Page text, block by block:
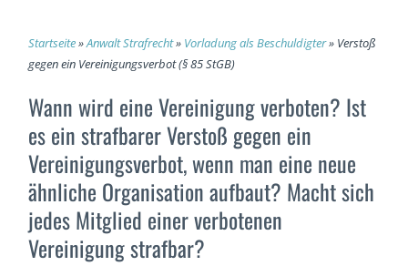
Startseite»Anwalt Strafrecht» Vorladung als Beschuldigter» Verstoß
gegen ein Vereinigungsverbot (§ 85 StGB)
Wann wird eine Vereinigung verboten? Ist
es ein strafbarer Verstoß gegen ein
Vereinigungsverbot, wenn man eine neue
ähnliche Organisation aufbaut? Macht sich
jedes Mitglied einer verbotenen
Vereinigung strafbar?